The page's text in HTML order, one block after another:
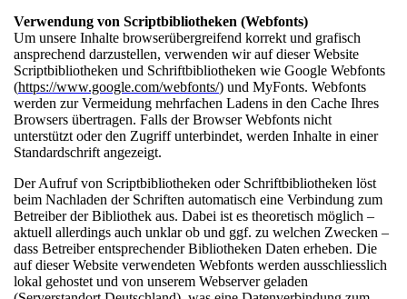
Verwendung von Scriptbibliotheken (Webfonts)
Um unsere Inhalte browserübergreifend korrekt und grafisch
ansprechend darzustellen, verwenden wir auf dieser Website
Scriptbibliotheken und Schriftbibliotheken wie Google Webfonts
(https://www.google.com/webfonts/) und MyFonts. Webfonts
werden zur Vermeidung mehrfachen Ladens in den Cache Ihres
Browsers übertragen. Falls der Browser Webfonts nicht
unterstützt oder den Zugriff unterbindet, werden Inhalte in einer
Standardschrift angezeigt.
Der Aufruf von Scriptbibliotheken oder Schriftbibliotheken löst
beim Nachladen der Schriften automatisch eine Verbindung zum
Betreiber der Bibliothek aus. Dabei ist es theoretisch möglich –
aktuell allerdings auch unklar ob und ggf. zu welchen Zwecken –
dass Betreiber entsprechender Bibliotheken Daten erheben. Die
auf dieser Website verwendeten Webfonts werden ausschliesslich
lokal gehostet und von unserem Webserver geladen